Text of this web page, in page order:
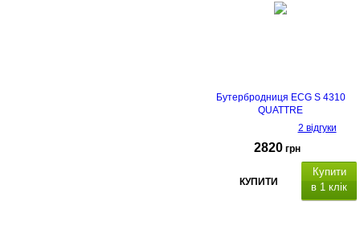
Бутербродниця ECG S 4310
QUATTRE
2 відгуки
2820 грн
КУПИТИ
Купити
в 1 клік